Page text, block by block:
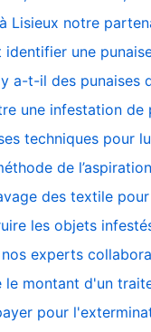
Lisieux notre
identifier une
a-t-il des punaises
une infestation de
techniques pour
de l’aspiration
des textile
les objets
experts
le montant d'un
pour